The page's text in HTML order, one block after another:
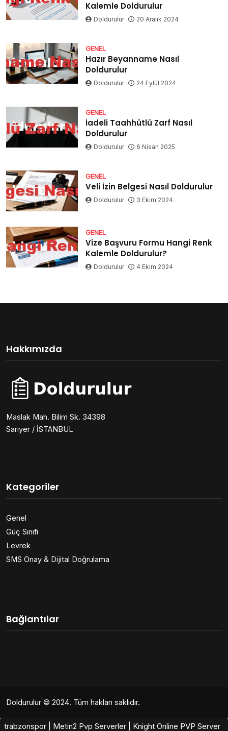
Kalemle Doldurulur
Doldurulur 20 Aralık 2024
GENEL
Hazır Beyanname Nasıl
Doldurulur
Doldurulur 24 Eylül 2024
GENEL
İadeli Taahhütlü Zarf Nasıl
Doldurulur
Doldurulur 6 Nisan 2025
GENEL
Veli İzin Belgesi Nasıl Doldurulur
Doldurulur 3 Ekim 2024
GENEL
Vize Başvuru Formu Hangi Renk
Kalemle Doldurulur?
Doldurulur 4 Ekim 2024
Hakkımızda
Maslak Mah. Bilim Sk. 34398
Sarıyer / İSTANBUL
Kategoriler
Genel
Güç Sınıfı
Levrek
SMS Onay & Dijital Doğrulama
Bağlantılar
Doldurulur © 2024. Tüm hakları saklıdır.
trabzonspor Metin2 Pvp Serverler Knight Online PVP Server